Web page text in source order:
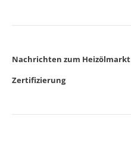
Nachrichten zum Heizölmarkt
Zertifizierung